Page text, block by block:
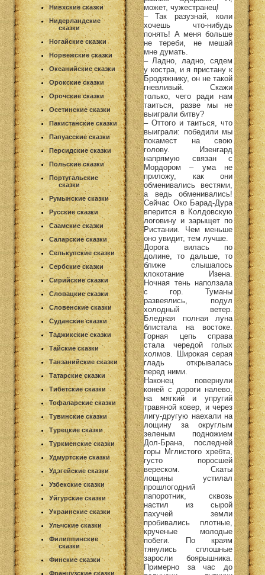
Нивхские сказки
Нидерландские
сказки
Ногайские сказки
Норвежские сказки
Океанийские сказки
Орокские сказки
Орочские сказки
Осетинские сказки
Пакистанские сказки
Папуасские сказки
Персидские сказки
Польские сказки
Португальские
сказки
Румынские сказки
Русские сказки
Саамские сказки
Саларские сказки
Селькупские сказки
Сербские сказки
Сирийские сказки
Словацкие сказки
Словенские сказки
Суданские сказки
Таджикские сказки
Тайские сказки
Танзанийские сказки
Татарские сказки
Тибетские сказки
Тофаларские сказки
Тувинские сказки
Турецкие сказки
Туркменские сказки
Удмуртские сказки
Удэгейские сказки
Узбекские сказки
Уйгурские сказки
Украинские сказки
Ульчские сказки
Филиппинские
сказки
Финские сказки
Французские сказки
может, чужестранец!
– Так разузнай, коли
хочешь что-нибудь
понять! А меня больше
не тереби, не мешай
мне думать.
– Ладно, ладно, сядем
у костра, и я пристану к
Бродяжнику, он не такой
гневливый. Скажи
только, чего ради нам
таиться, разве мы не
выиграли битву?
– Оттого и таиться, что
выиграли: победили мы
покамест на свою
голову. Изенгард
напрямую связан с
Мордором – ума не
приложу, как они
обменивались вестями,
а ведь обменивались!
Сейчас Око Барад-Дура
вперится в Колдовскую
логовину и зарыщет по
Ристании. Чем меньше
оно увидит, тем лучше.
Дорога вилась по
долине, то дальше, то
ближе слышалось
клокотание Изена.
Ночная тень наползала
с гор. Туманы
развеялись, подул
холодный ветер.
Бледная полная луна
блистала на востоке.
Горная цепь справа
стала чередой голых
холмов. Широкая серая
гладь открывалась
перед ними.
Наконец повернули
коней с дороги налево,
на мягкий и упругий
травяной ковер, и через
лигу-другую наехали на
лощину за округлым
зеленым подножием
Дол-Брана, последней
горы Мглистого хребта,
густо поросшей
вереском. Скаты
лощины устилал
прошлогодний
папоротник, сквозь
настил из сырой
пахучей земли
пробивались плотные,
крученые молодые
побеги. По краям
тянулись сплошные
заросли боярышника.
Примерно за час до